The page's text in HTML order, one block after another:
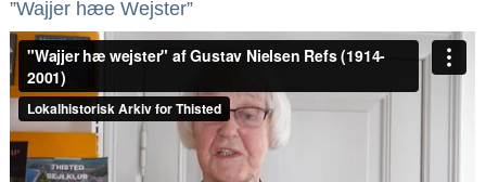
”Wajjer hæe Wejster”